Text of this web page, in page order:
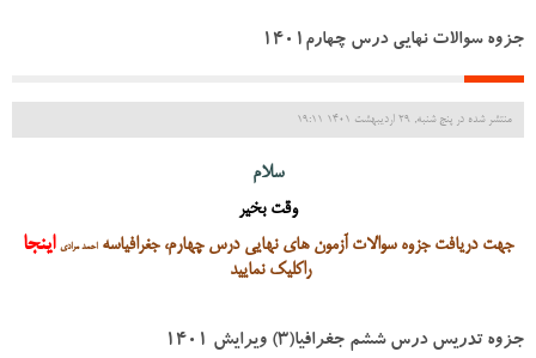
جزوه سوالات نهایی درس چهارم1401
منتشر شده در پنج شنبه, 29 ارديبهشت 1401 19:11
سلام
وقت بخیر
جهت دریافت جزوه سوالات آزمون های نهایی درس چهارم، جغرافیاسهاحمد مرادی اینجا
راکلیک نمایید
جزوه تدریس درس ششم جغرافیا(3) ویرایش 1401